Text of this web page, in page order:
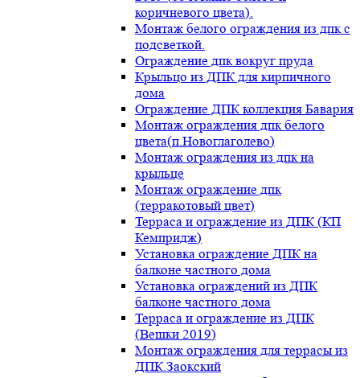
коричневого цвета).
Монтаж белого ограждения из дпк с
подсветкой.
Ограждение дпк вокруг пруда
Крыльцо из ДПК для кирпичного
дома
Ограждение ДПК коллекция Бавария
Монтаж ограждения дпк белого
цвета(п.Новоглаголево)
Монтаж ограждения из дпк на
крыльце
Монтаж ограждение дпк
(терракотовый цвет)
Терраса и ограждение из ДПК (КП
Кемпридж)
Установка ограждение ДПК на
балконе частного дома
Установка ограждений из ДПК
балконе частного дома
Терраса и ограждение из ДПК
(Вешки 2019)
Монтаж ограждения для террасы из
ДПК.Заокский